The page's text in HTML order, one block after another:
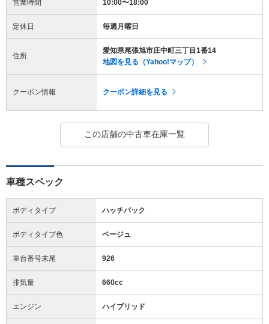
営業時間 10:00〜18:00
定休日 毎週月曜日
住所
愛知県尾張旭市庄中町三丁目1番14
地図を見る（Yahoo!マップ）
クーポン情報 クーポン詳細を見る
この店舗の中古車在庫一覧
車種スペック
ボディタイプ ハッチバック
ボディタイプ色 ベージュ
車台番号末尾 926
排気量 660cc
エンジン ハイブリッド